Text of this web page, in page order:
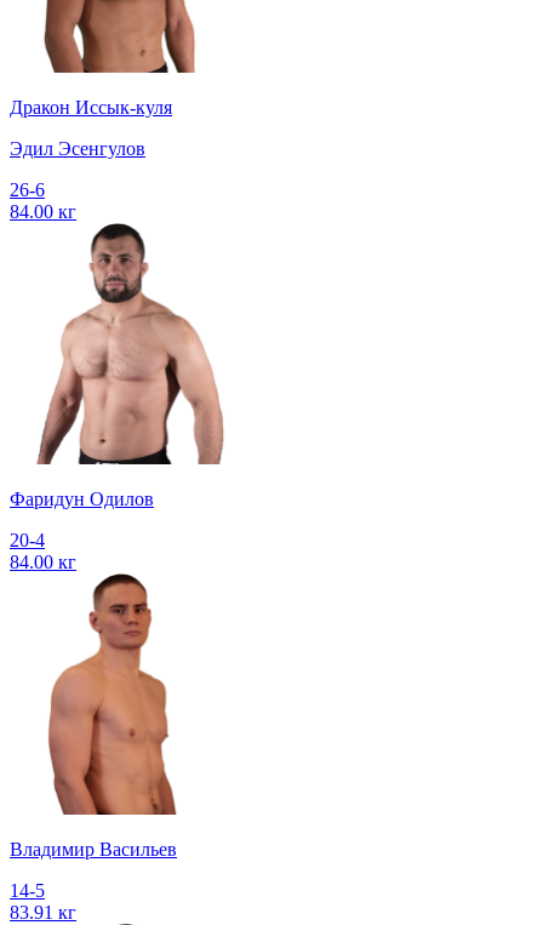
Дракон Иссык-куля
Эдил Эсенгулов
26-6
84.00 кг
Фаридун Одилов
20-4
84.00 кг
Владимир Васильев
14-5
83.91 кг